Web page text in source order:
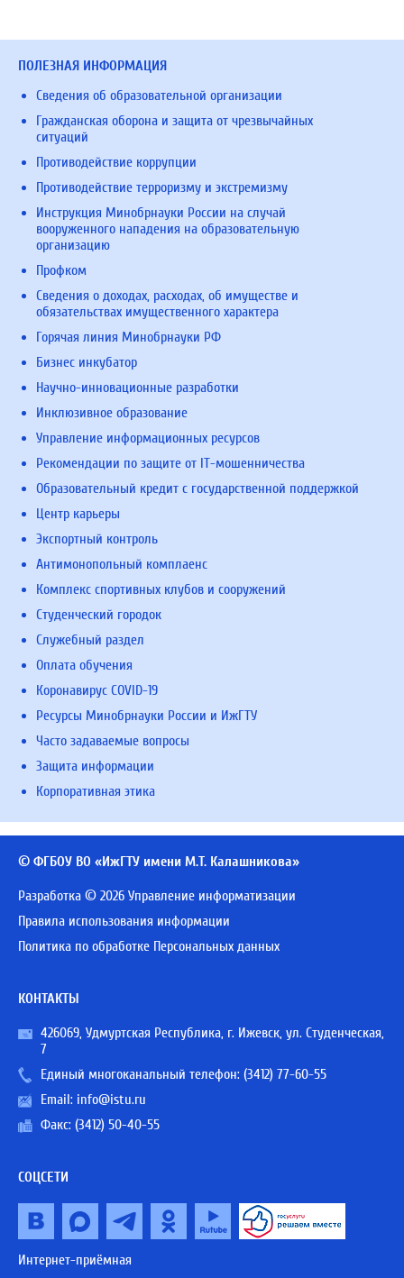
ПОЛЕЗНАЯ ИНФОРМАЦИЯ
Сведения об образовательной организации
Гражданская оборона и защита от чрезвычайных
ситуаций
Противодействие коррупции
Противодействие терроризму и экстремизму
Инструкция Минобрнауки России на случай
вооруженного нападения на образовательную
организацию
Профком
Сведения о доходах, расходах, об имуществе и
обязательствах имущественного характера
Горячая линия Минобрнауки РФ
Бизнес инкубатор
Научно-инновационные разработки
Инклюзивное образование
Управление информационных ресурсов
Рекомендации по защите от IT-мошенничества
Образовательный кредит с государственной поддержкой
Центр карьеры
Экспортный контроль
Антимонопольный комплаенс
Комплекс спортивных клубов и сооружений
Студенческий городок
Служебный раздел
Оплата обучения
Коронавирус COVID-19
Ресурсы Минобрнауки России и ИжГТУ
Часто задаваемые вопросы
Защита информации
Корпоративная этика
© ФГБОУ ВО «ИжГТУ имени М.Т. Калашникова»
Разработка © 2026 Управление информатизации
Правила использования информации
Политика по обработке Персональных данных
КОНТАКТЫ
426069, Удмуртская Республика, г. Ижевск, ул. Студенческая,
7
Единый многоканальный телефон: (3412) 77-60-55
Email: info@istu.ru
Факс: (3412) 50-40-55
СОЦСЕТИ
Интернет-приёмная